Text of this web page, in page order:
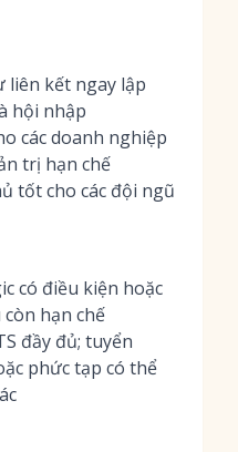
liên kết ngay lập
hội nhập
các doanh nghiệp
trị hạn chế
tốt cho các đội ngũ
có điều kiện hoặc
hạn chế
đầy đủ; tuyển
phức tạp có thể